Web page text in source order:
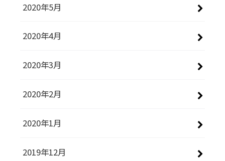
2020年5月
2020年4月
2020年3月
2020年2月
2020年1月
2019年12月